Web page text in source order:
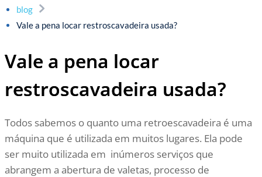
blog
Vale a pena locar restroscavadeira usada?
Vale a pena locar
restroscavadeira usada?
Todos sabemos o quanto uma retroescavadeira é uma
máquina que é utilizada em muitos lugares. Ela pode
ser muito utilizada em inúmeros serviços que
abrangem a abertura de valetas, processo de